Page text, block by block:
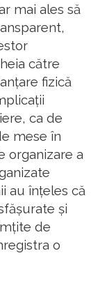
mai ales să
către
fizică
ca de
mese în
organizare a
au înțeles că
și
de
o